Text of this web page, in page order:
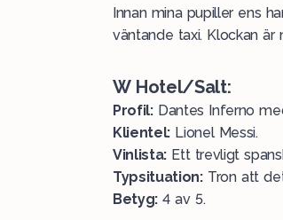
Innan mina pupiller ens
väntande taxi. Klockan
W Hotel/Salt:
Profil:Dantes Inferno
Klientel: Lionel Messi.
Vinlista: Ett trevligt
Typsituation:Tron att
Betyg: 4 av 5.